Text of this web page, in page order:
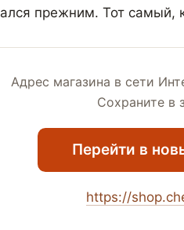
прежним. Тот самый,
Адрес магазина в сети
Сохраните в
Перейти в
https://